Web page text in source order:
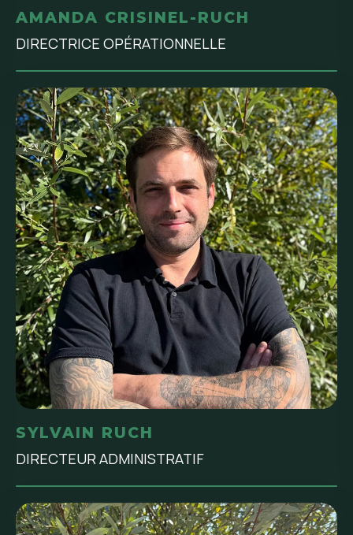
AMANDA CRISINEL-RUCH
DIRECTRICE OPÉRATIONNELLE
SYLVAIN RUCH
DIRECTEUR ADMINISTRATIF